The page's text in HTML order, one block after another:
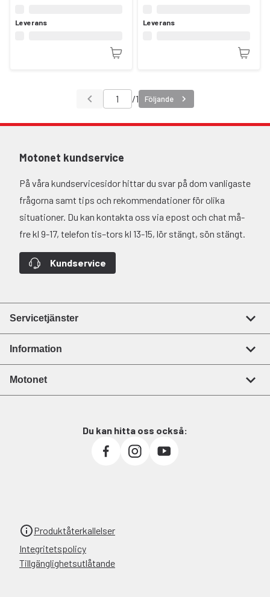
Leverans Leverans
/1 Följande
Motonet kundservice
På våra kundservicesidor hittar du svar på dom vanligaste
frågorna samt tips och rekommendationer för olika
situationer. Du kan kontakta oss via epost och chat må-
fre kl 9-17, telefon tis–tors kl 13-15, lör stängt, sön stängt.
Kundservice
Servicetjänster
Information
Motonet
Du kan hitta oss också:
Produktåterkallelser
Integritetspolicy
Tillgänglighetsutlåtande